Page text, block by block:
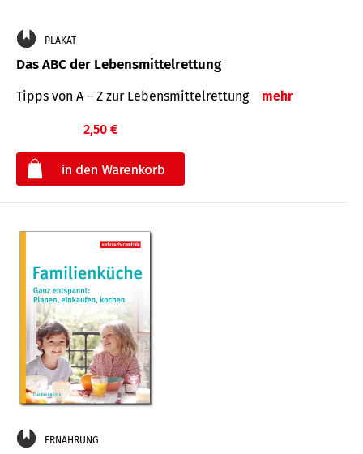
PLAKAT
Das ABC der Lebensmittelrettung
Tipps von A – Z zur Lebensmittelrettung mehr
2,50 €
ERNÄHRUNG